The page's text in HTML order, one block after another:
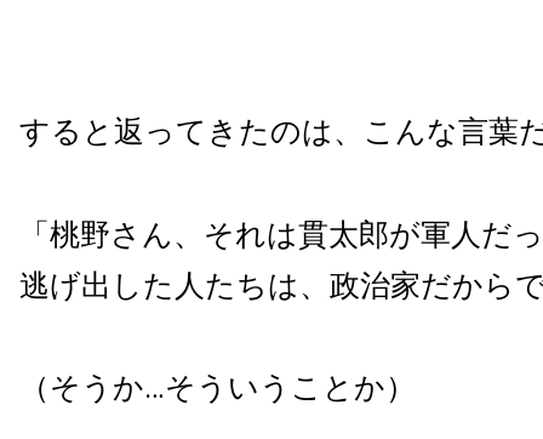
すると返ってきたのは、こんな言葉
「桃野さん、それは貫太郎が軍人だ
逃げ出した人たちは、政治家だから
（そうか…そういうことか）